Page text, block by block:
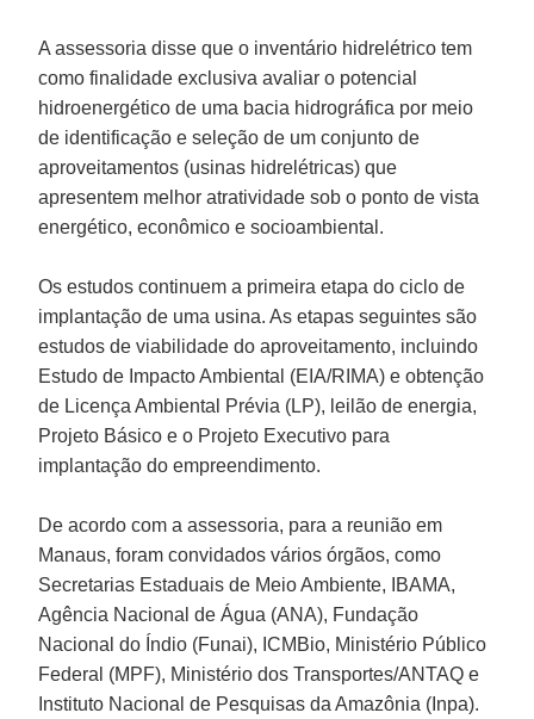
A assessoria disse que o inventário hidrelétrico tem
como finalidade exclusiva avaliar o potencial
hidroenergético de uma bacia hidrográfica por meio
de identificação e seleção de um conjunto de
aproveitamentos (usinas hidrelétricas) que
apresentem melhor atratividade sob o ponto de vista
energético, econômico e socioambiental.
Os estudos continuem a primeira etapa do ciclo de
implantação de uma usina. As etapas seguintes são
estudos de viabilidade do aproveitamento, incluindo
Estudo de Impacto Ambiental (EIA/RIMA) e obtenção
de Licença Ambiental Prévia (LP), leilão de energia,
Projeto Básico e o Projeto Executivo para
implantação do empreendimento.
De acordo com a assessoria, para a reunião em
Manaus, foram convidados vários órgãos, como
Secretarias Estaduais de Meio Ambiente, IBAMA,
Agência Nacional de Água (ANA), Fundação
Nacional do Índio (Funai), ICMBio, Ministério Público
Federal (MPF), Ministério dos Transportes/ANTAQ e
Instituto Nacional de Pesquisas da Amazônia (Inpa).